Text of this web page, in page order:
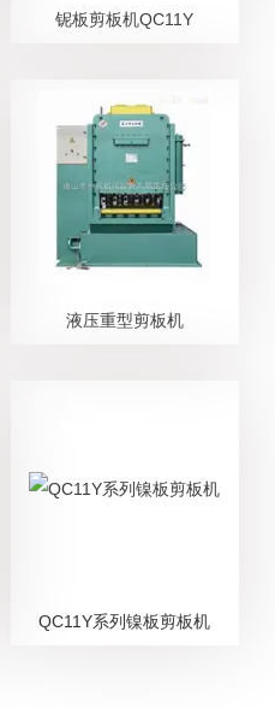
铌板剪板机QC11Y
液压重型剪板机
QC11Y系列镍板剪板机